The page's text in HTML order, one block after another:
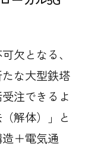
欠となる、
な大型鉄塔
注できるよ
解体）」と
造＋電気通